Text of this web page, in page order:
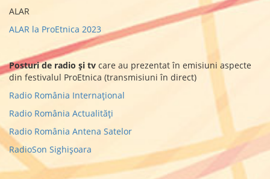
ALAR
ALAR la ProEtnica 2023
Posturi de radio și tv care au prezentat în emisiuni aspecte
din festivalul ProEtnica (transmisiuni în direct)
Radio România Internațional
Radio România Actualități
Radio România Antena Satelor
RadioSon Sighișoara